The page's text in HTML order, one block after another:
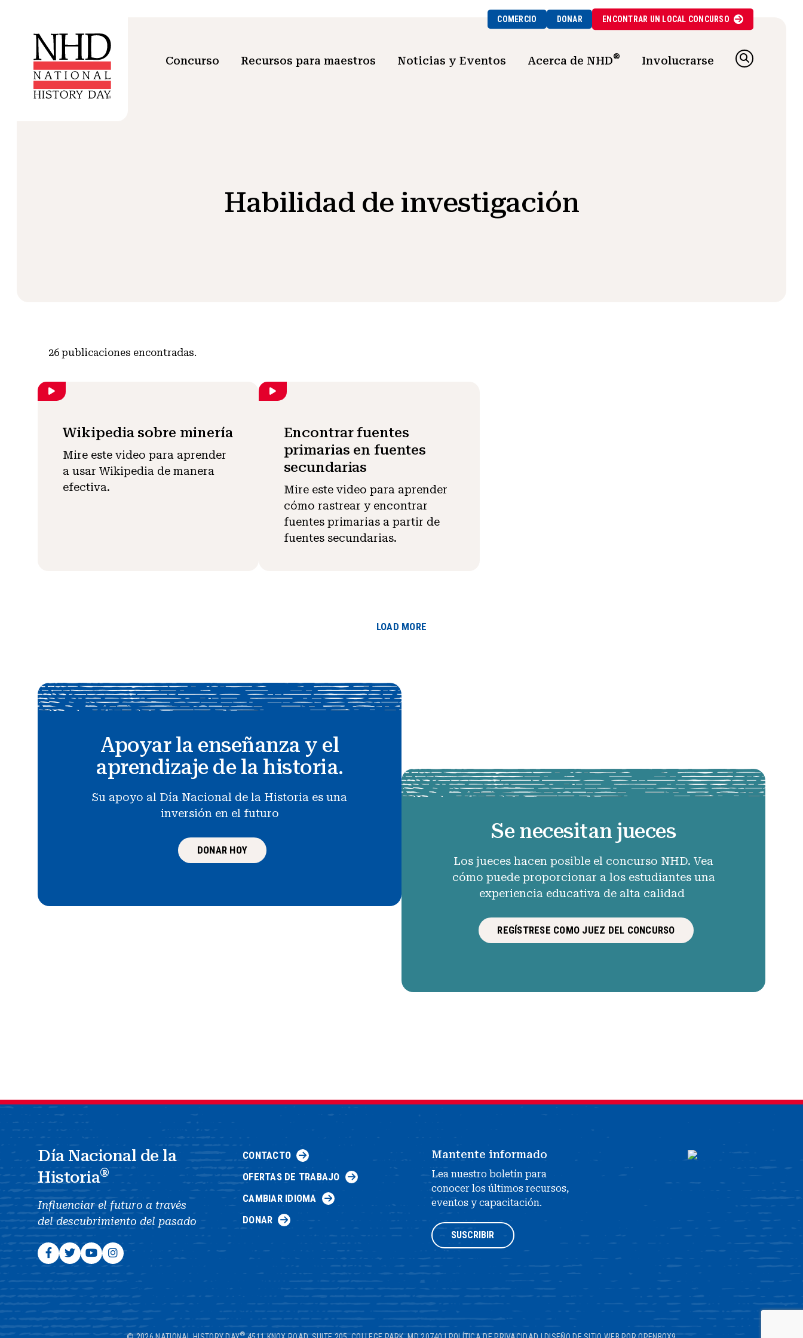
COMERCIO DONAR ENCONTRAR UN LOCAL CONCURSO
Concurso Recursos para maestros Noticias y Eventos Acerca de NHD® Involucrarse
Habilidad de investigación
26 publicaciones encontradas.
Wikipedia sobre minería
Mire este video para aprender
a usar Wikipedia de manera
efectiva.
Encontrar fuentes
primarias en fuentes
secundarias
Mire este video para aprender
cómo rastrear y encontrar
fuentes primarias a partir de
fuentes secundarias.
LOAD MORE
Apoyar la enseñanza y el
aprendizaje de la historia.
Su apoyo al Día Nacional de la Historia es una
inversión en el futuro
DONAR HOY
Se necesitan jueces
Los jueces hacen posible el concurso NHD. Vea
cómo puede proporcionar a los estudiantes una
experiencia educativa de alta calidad
REGÍSTRESE COMO JUEZ DEL CONCURSO
Día Nacional de la
Historia®
Influenciar el futuro a través
del descubrimiento del pasado
CONTACTO
OFERTAS DE TRABAJO
CAMBIAR IDIOMA
DONAR
Mantente informado
Lea nuestro boletín para
conocer los últimos recursos,
eventos y capacitación.
SUSCRIBIR
®